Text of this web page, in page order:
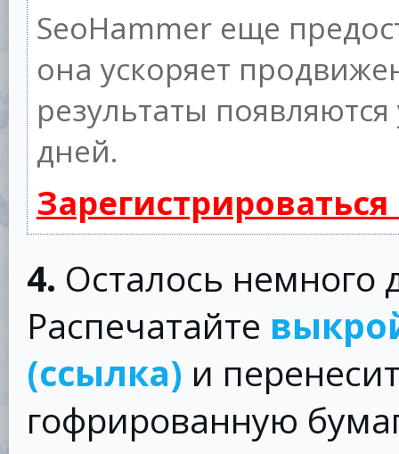
SeoHammer еще
она ускоряет
результаты
дней.
4. Осталось немного
Распечатайте
(ссылка) и
гофрированную